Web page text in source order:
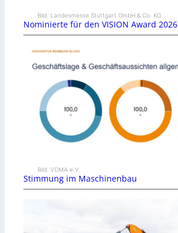
Bild: Landesmesse Stuttgart GmbH & Co. KG
Nominierte für den VISION Award 2026
Bild: VDMA e.V.
Stimmung im Maschinenbau